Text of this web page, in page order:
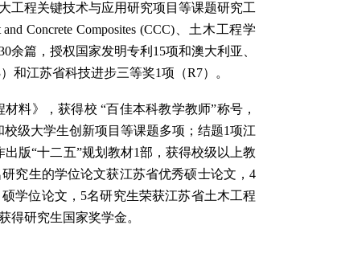
工程关键技术与应用研究项目等课题研究工
and Concrete Composites (CCC) 、土木工程学
余篇，授权国家发明专利 15项和澳大利亚
）和江苏省科技进步三等奖1项（R7）。
材料》，获得校 “百佳本科教学教师”称号，
级大学生创新项目等课题多项；结题1项江
出版“十二五”规划教材1部，获得校级以上教
研究生的学位论文获江苏省优秀硕士论文，4
硕学位论文， 5名研究生荣获江苏省土木工程
得研究生国家奖学金。